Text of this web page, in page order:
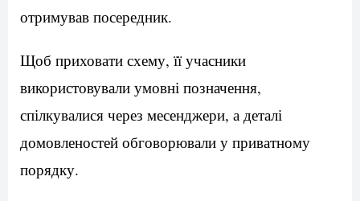
отримував посередник.
Щоб приховати схему, її учасники
використовували умовні позначення,
спілкувалися через месенджери, а деталі
домовленостей обговорювали у приватному
порядку.